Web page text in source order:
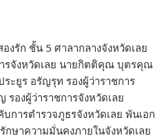
งรัก ชั้น 5 ศาลากลางจังหวัดเลย
รจังหวัดเลย นายกิตติคุณ บุตรคุณ
ระยูร อรัญรุท รองผู้ว่าราชการ
รองผู้ว่าราชการจังหวัดเลย
การตำรวจภูธรจังหวัดเลย พันเอก
กษาความมั่นคงภายในจังหวัดเลย